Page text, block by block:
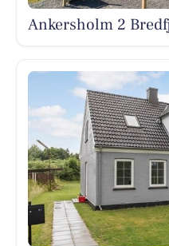
Ankersholm 2